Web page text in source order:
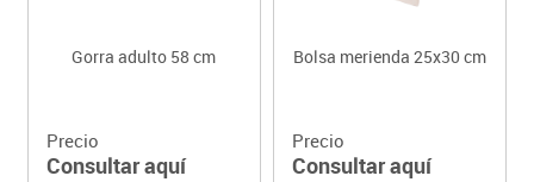
Gorra adulto 58 cm
Precio
Consultar aquí
Bolsa merienda 25x30 cm
Precio
Consultar aquí